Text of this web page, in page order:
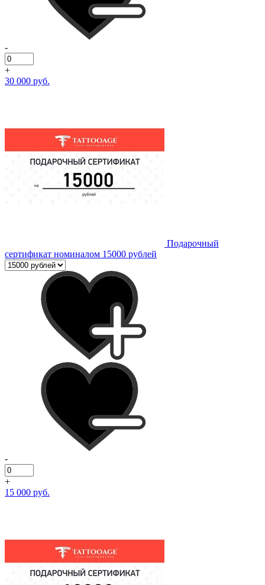
-
+
30 000 руб.
Подарочный
сертификат номиналом 15000 рублей
-
+
15 000 руб.